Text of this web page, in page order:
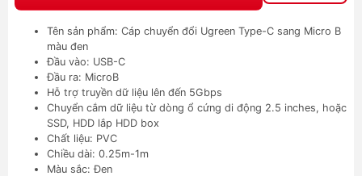
Tên sản phẩm: Cáp chuyển đổi Ugreen Type-C sang Micro B
màu đen
Đầu vào: USB-C
Đầu ra: MicroB
Hỗ trợ truyền dữ liệu lên đến 5Gbps
Chuyển cắm dữ liệu từ dòng ổ cứng di động 2.5 inches, hoặc
SSD, HDD lắp HDD box
Chất liệu: PVC
Chiều dài: 0.25m-1m
Màu sắc: Đen